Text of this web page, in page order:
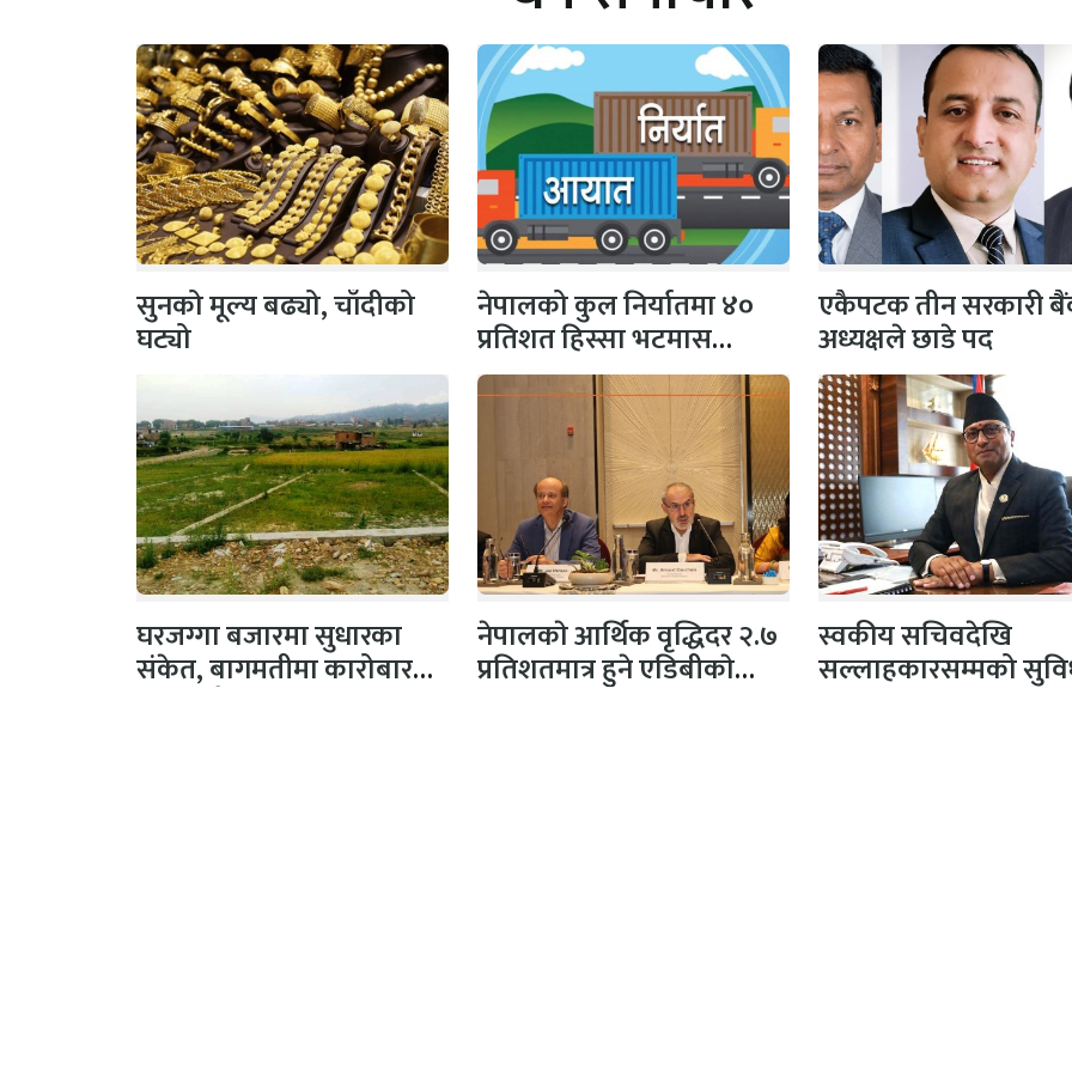
सुनको मूल्य बढ्यो, चाँदीको
घट्यो
नेपालको कुल निर्यातमा ४०
प्रतिशत हिस्सा भटमास
तेलको, १ खर्ब…
एकैपटक तीन सरकारी
अध्यक्षले छाडे पद
घरजग्गा बजारमा सुधारका
संकेत, बागमतीमा कारोबार
नेपालकाे आर्थिक वृद्धिदर २.७
प्रतिशतमात्र हुने एडिबीकाे
स्वकीय सचिवदेखि
सल्लाहकारसम्मको